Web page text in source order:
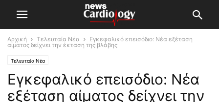
Αρχική Τελευταία Νέα
Εγκεφαλικό επεισόδιο: Νέα εξέταση
αίματος δείχνει την έκταση της βλάβης
Τελευταία Νέα
Εγκεφαλικό επεισόδιο: Νέα
εξέταση αίματος δείχνει την